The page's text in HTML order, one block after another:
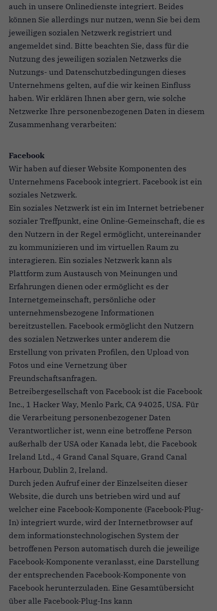
auch in unsere Onlinedienste integriert. Beides
können Sie allerdings nur nutzen, wenn Sie bei dem
jeweiligen sozialen Netzwerk registriert und
angemeldet sind. Bitte beachten Sie, dass für die
Nutzung des jeweiligen sozialen Netzwerks die
Nutzungs- und Datenschutzbedingungen dieses
Unternehmens gelten, auf die wir keinen Einfluss
haben. Wir erklären Ihnen aber gern, wie solche
Netzwerke Ihre personenbezogenen Daten in diesem
Zusammenhang verarbeiten:
Facebook
Wir haben auf dieser Website Komponenten des
Unternehmens Facebook integriert. Facebook ist ein
soziales Netzwerk.
Ein soziales Netzwerk ist ein im Internet betriebener
sozialer Treffpunkt, eine Online-Gemeinschaft, die es
den Nutzern in der Regel ermöglicht, untereinander
zu kommunizieren und im virtuellen Raum zu
interagieren. Ein soziales Netzwerk kann als
Plattform zum Austausch von Meinungen und
Erfahrungen dienen oder ermöglicht es der
Internetgemeinschaft, persönliche oder
unternehmensbezogene Informationen
bereitzustellen. Facebook ermöglicht den Nutzern
des sozialen Netzwerkes unter anderem die
Erstellung von privaten Profilen, den Upload von
Fotos und eine Vernetzung über
Freundschaftsanfragen.
Betreibergesellschaft von Facebook ist die Facebook
Inc., 1 Hacker Way, Menlo Park, CA 94025, USA. Für
die Verarbeitung personenbezogener Daten
Verantwortlicher ist, wenn eine betroffene Person
außerhalb der USA oder Kanada lebt, die Facebook
Ireland Ltd., 4 Grand Canal Square, Grand Canal
Harbour, Dublin 2, Ireland.
Durch jeden Aufruf einer der Einzelseiten dieser
Website, die durch uns betrieben wird und auf
welcher eine Facebook-Komponente (Facebook-Plug-
In) integriert wurde, wird der Internetbrowser auf
dem informationstechnologischen System der
betroffenen Person automatisch durch die jeweilige
Facebook-Komponente veranlasst, eine Darstellung
der entsprechenden Facebook-Komponente von
Facebook herunterzuladen. Eine Gesamtübersicht
über alle Facebook-Plug-Ins kann